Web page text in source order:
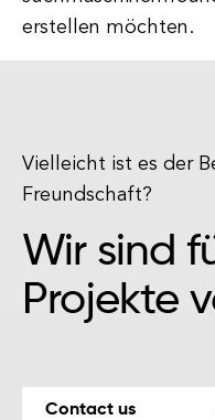
erstellen möchten.
Vielleicht ist es der
Freundschaft?
Wir sind
Projekte
Contact us